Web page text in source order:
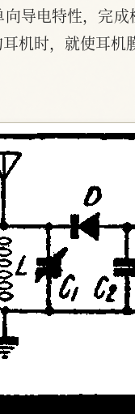
导电特性，完
机时，就使耳机